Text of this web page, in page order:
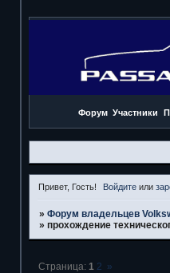
Форум Участники
Привет, Гость! Войдите или
» Форум владельцев
» прохождение
Страница: 1 2 »